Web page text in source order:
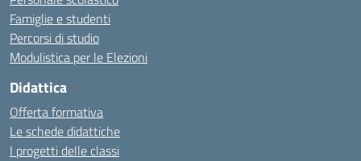
Famiglie e studenti
Percorsi di studio
Modulistica per le Elezioni
Didattica
Offerta formativa
Le schede didattiche
I progetti delle classi